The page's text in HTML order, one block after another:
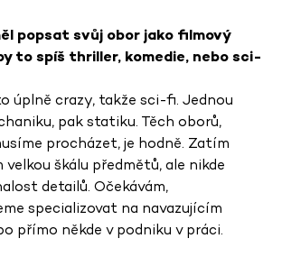
popsat svůj obor jako filmový
to spíš thriller, komedie, nebo sci-
úplně crazy, takže sci-fi. Jednou
pak statiku. Těch oborů,
procházet, je hodně. Zatím
velkou škálu předmětů, ale nikde
detailů. Očekávám,
specializovat na navazujícím
přímo někde v podniku v práci.